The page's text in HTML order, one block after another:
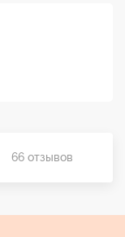
66 отзывов